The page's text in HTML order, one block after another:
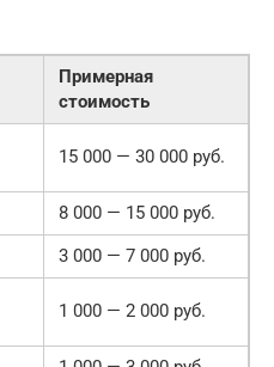
Примерная
стоимость
15 000 — 30 000 руб.
8 000 — 15 000 руб.
3 000 — 7 000 руб.
1 000 — 2 000 руб.